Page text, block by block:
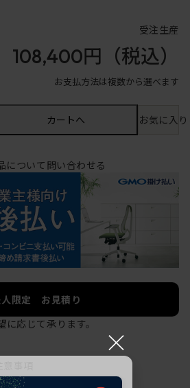
受注生産
108,400円 （税込）
お支払方法は複数から選べます
カートへ お気に入
について問い合わせる
人限定 お見積り
に応じて承ります。
×